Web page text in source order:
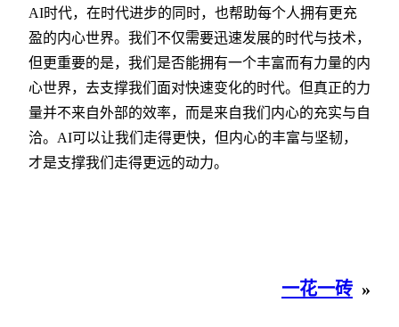
AI时代，在时代进步的同时，也帮助每个人拥有更充
盈的内心世界。我们不仅需要迅速发展的时代与技术，
但更重要的是，我们是否能拥有一个丰富而有力量的内
心世界，去支撑我们面对快速变化的时代。但真正的力
量并不来自外部的效率，而是来自我们内心的充实与自
洽。AI可以让我们走得更快，但内心的丰富与坚韧，
才是支撑我们走得更远的动力。
一花一砖 »